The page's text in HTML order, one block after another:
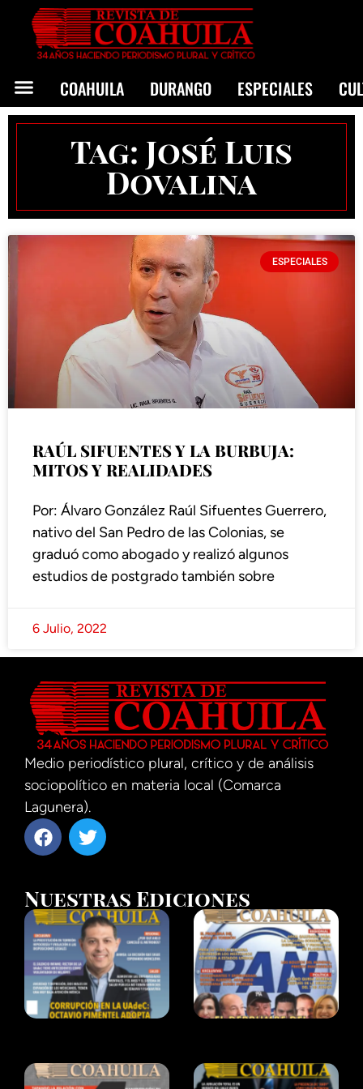
COAHUILA DURANGO ESPECIALES
Tag: José Luis
Dovalina
ESPECIALES
RAÚL SIFUENTES Y LA BURBUJA:
MITOS Y REALIDADES
Por: Álvaro González Raúl Sifuentes Guerrero,
nativo del San Pedro de las Colonias, se
graduó como abogado y realizó algunos
estudios de postgrado también sobre
6 Julio, 2022
Medio periodístico plural, crítico y de análisis
sociopolítico en materia local (Comarca
Lagunera).
Nuestras Ediciones